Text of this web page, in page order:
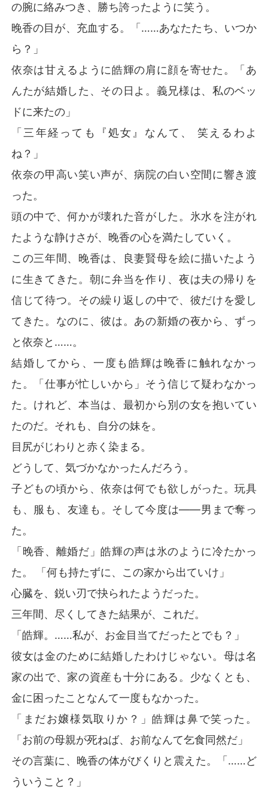
の腕に絡みつき、勝ち誇ったように笑う。
晚香の目が、充血する。「……あなたたち、いつか
ら？」
依奈は甘えるように皓輝の肩に顔を寄せた。「あ
んたが結婚した、その日よ。義兄様は、私のベッ
ドに来たの」
「三年経っても『処女』なんて、 笑えるわよ
ね？」
依奈の甲高い笑い声が、病院の白い空間に響き渡
った。
頭の中で、何かが壊れた音がした。氷水を注がれ
たような静けさが、晚香の心を満たしていく。
この三年間、晚香は、良妻賢母を絵に描いたよう
に生きてきた。朝に弁当を作り、夜は夫の帰りを
信じて待つ。その繰り返しの中で、彼だけを愛し
てきた。なのに、彼は。あの新婚の夜から、ずっ
と依奈と……。
結婚してから、一度も皓輝は晚香に触れなかっ
た。「仕事が忙しいから」そう信じて疑わなかっ
た。けれど、本当は、最初から別の女を抱いてい
たのだ。それも、自分の妹を。
目尻がじわりと赤く染まる。
どうして、気づかなかったんだろう。
子どもの頃から、依奈は何でも欲しがった。玩具
も、服も、友達も。そして今度は――男まで奪っ
た。
「晚香、離婚だ」皓輝の声は氷のように冷たかっ
た。 「何も持たずに、この家から出ていけ」
心臓を、鋭い刃で抉られたようだった。
三年間、尽くしてきた結果が、これだ。
「皓輝。……私が、お金目当てだったとでも？」
彼女は金のために結婚したわけじゃない。母は名
家の出で、家の資産も十分にある。少なくとも、
金に困ったことなんて一度もなかった。
「まだお嬢様気取りか？」皓輝は鼻で笑った。
「お前の母親が死ねば、お前なんて乞食同然だ」
その言葉に、晚香の体がびくりと震えた。「……ど
ういうこと？」